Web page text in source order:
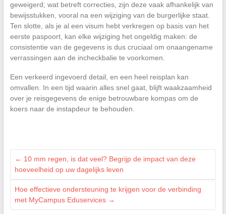
geweigerd; wat betreft correcties, zijn deze vaak afhankelijk van
bewijsstukken, vooral na een wijziging van de burgerlijke staat.
Ten slotte, als je al een visum hebt verkregen op basis van het
eerste paspoort, kan elke wijziging het ongeldig maken: de
consistentie van de gegevens is dus cruciaal om onaangename
verrassingen aan de incheckbalie te voorkomen.
Een verkeerd ingevoerd detail, en een heel reisplan kan
omvallen. In een tijd waarin alles snel gaat, blijft waakzaamheid
over je reisgegevens de enige betrouwbare kompas om de
koers naar de instapdeur te behouden.
← 10 mm regen, is dat veel? Begrijp de impact van deze
hoeveelheid op uw dagelijks leven
Hoe effectieve ondersteuning te krijgen voor de verbinding
met MyCampus Eduservices →